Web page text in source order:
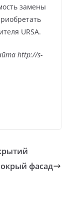
замены
URSA.
http://s-
фасад